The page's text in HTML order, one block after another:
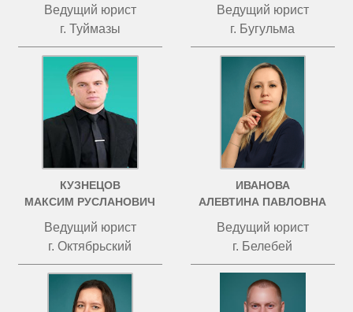
Ведущий юрист
г. Туймазы
Ведущий юрист
г. Бугульма
КУЗНЕЦОВ
МАКСИМ РУСЛАНОВИЧ
Ведущий юрист
г. Октябрьский
ИВАНОВА
АЛЕВТИНА ПАВЛОВНА
Ведущий юрист
г. Белебей